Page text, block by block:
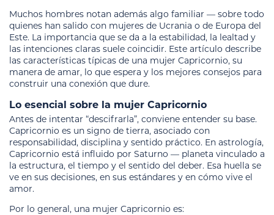
Muchos hombres notan además algo familiar — sobre todo
quienes han salido con mujeres de Ucrania o de Europa del
Este. La importancia que se da a la estabilidad, la lealtad y
las intenciones claras suele coincidir. Este artículo describe
las características típicas de una mujer Capricornio, su
manera de amar, lo que espera y los mejores consejos para
construir una conexión que dure.
Lo esencial sobre la mujer Capricornio
Antes de intentar “descifrarla”, conviene entender su base.
Capricornio es un signo de tierra, asociado con
responsabilidad, disciplina y sentido práctico. En astrología,
Capricornio está influido por Saturno — planeta vinculado a
la estructura, el tiempo y el sentido del deber. Esa huella se
ve en sus decisiones, en sus estándares y en cómo vive el
amor.
Por lo general, una mujer Capricornio es: